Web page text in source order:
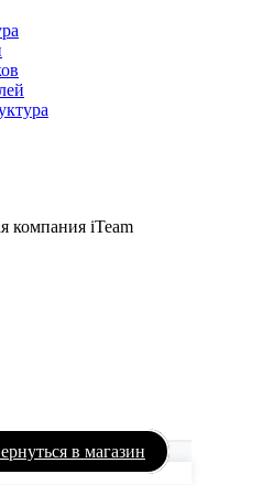
компания iTeam
в магазин